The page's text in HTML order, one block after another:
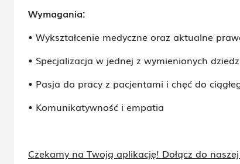
Wymagania:
• Wykształcenie medyczne oraz aktualne
• Specjalizacja w jednej z wymienionych
• Pasja do pracy z pacjentami i chęć do
• Komunikatywność i empatia
Czekamy na Twoją aplikację! Dołącz do